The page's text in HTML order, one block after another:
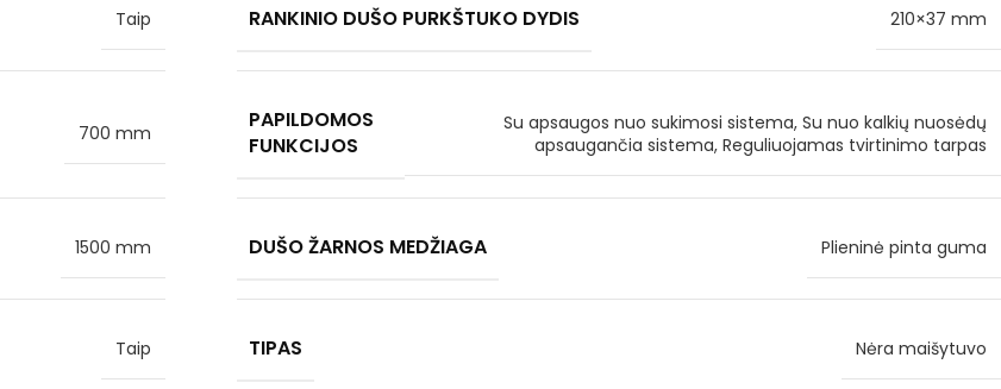
Taip RANKINIO DUŠO PURKŠTUKO DYDIS 210×37 mm
700 mm
PAPILDOMOS
FUNKCIJOS
Su apsaugos nuo sukimosi sistema, Su nuo kalkių nuosėdų
apsaugančia sistema, Reguliuojamas tvirtinimo tarpas
1500 mm DUŠO ŽARNOS MEDŽIAGA Plieninė pinta guma
Taip TIPAS Nėra maišytuvo